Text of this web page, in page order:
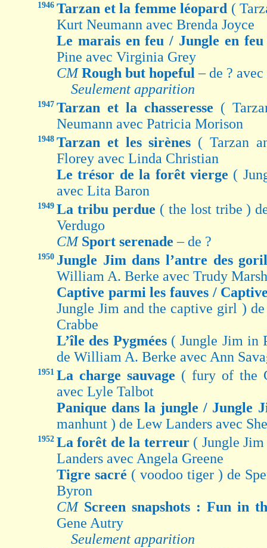
1946 Tarzan et la femme léopard (
Kurt Neumann avec Brenda Joyce
Le marais en feu / Jungle en
Pine avec Virginia Grey
CM Rough but hopeful– de ?
Seulement apparition
1947 Tarzan et la chasseresse (
Neumann avec Patricia Morison
1948 Tarzan et les sirènes ( Tarzan
Florey avec Linda Christian
Le trésor de la forêt vierge (
avec Lita Baron
1949 La tribu perdue ( the lost tribe )
Verdugo
CM Sport serenade– de ?
1950 Jungle Jim dans l’antre des
William A. Berke avec Trudy
Captive parmi les fauves /
Jungle Jim and the captive girl )
Crabbe
L’île des Pygmées ( Jungle Jim in
de William A. Berke avec Ann
1951 La charge sauvage ( fury of the
avec Lyle Talbot
Panique dans la jungle / Jungle
manhunt ) de Lew Landers avec
1952 La forêt de la terreur ( Jungle
Landers avec Angela Greene
Tigre sacré ( voodoo tiger ) de
Byron
CM Screen snapshots : Fun in
Gene Autry
Seulement apparition